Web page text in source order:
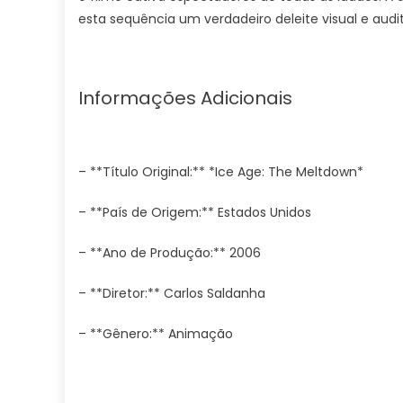
esta sequência um verdadeiro deleite visual e
Informações Adicionais
– **Título Original:** *Ice Age: The Meltdown*
– **País de Origem:** Estados Unidos
– **Ano de Produção:** 2006
– **Diretor:** Carlos Saldanha
– **Gênero:** Animação